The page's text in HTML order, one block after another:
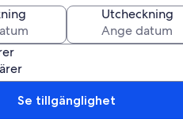
Utcheckning
Se tillgänglighet